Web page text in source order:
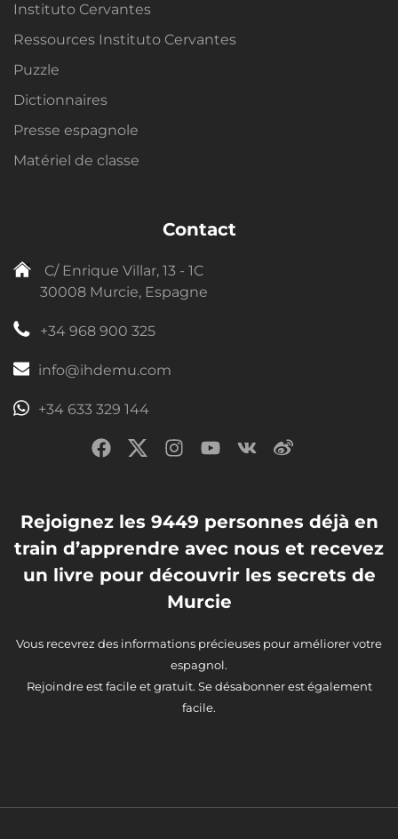
Instituto Cervantes
Ressources Instituto Cervantes
Puzzle
Dictionnaires
Presse espagnole
Matériel de classe
Contact
C/ Enrique Villar, 13 - 1C
30008 Murcie, Espagne
+34 968 900 325
info@ihdemu.com
+34 633 329 144
Rejoignez les 9449 personnes déjà en
train d’apprendre avec nous et recevez
un livre pour découvrir les secrets de
Murcie
Vous recevrez des informations précieuses pour améliorer votre
espagnol.
Rejoindre est facile et gratuit. Se désabonner est également
facile.